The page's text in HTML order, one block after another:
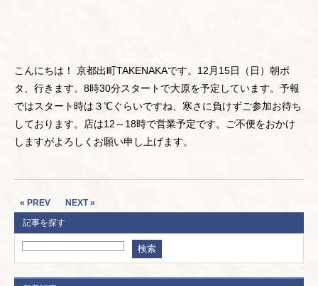
こんにちは！ 京都出町TAKENAKAです。12月15日（日）朝ポ
タ、行きます。8時30分スタートで大原を予定しています。予報
ではスタート時は３℃ぐらいですね、寒さに負けずご参加お待ち
しております。店は12～18時で営業予定です。ご不便をおかけ
しますがよろしくお願い申し上げます。
« PREV
NEXT »
記事を探す